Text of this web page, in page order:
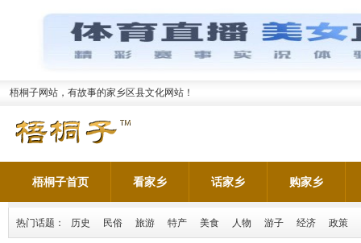
梧桐子网站，有故事的家乡区县文化网站！
梧桐子首页 看家乡 话家乡 购家乡
热门话题： 历史 民俗 旅游 特产 美食 人物 游子 经济 政策